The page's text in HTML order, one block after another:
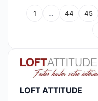
1 … 44 45
LOFT ATTITUDE